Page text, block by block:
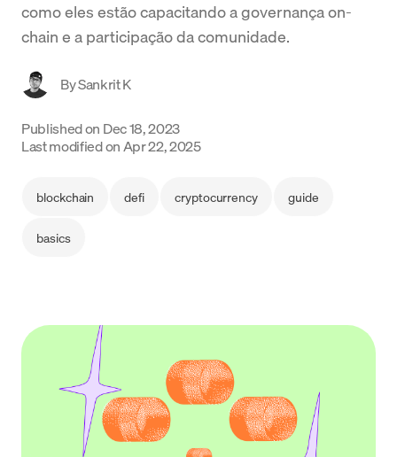
Learn
Support
como eles estão capacitando a governança on-
chain e a participação da comunidade.
BySankrit K
Published on Dec 18, 2023
Last modified on Apr 22, 2025
blockchain defi cryptocurrency guide
basics